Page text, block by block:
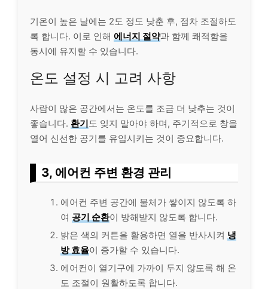
기온이 높은 날에는 2도 정도 낮춘 후, 점차 조절하도
록 합니다. 이로 인해 에너지 절약과 함께 쾌적함을
동시에 유지할 수 있습니다.
온도 설정 시 고려 사항
사람이 많은 공간에서는 온도를 조금 더 낮추는 것이
좋습니다. 환기도 잊지 말아야 하며, 주기적으로 창을
열어 신선한 공기를 유입시키는 것이 중요합니다.
3, 에어컨 주변 환경 관리
에어컨 주변 공간에 물체가 쌓이지 않도록 하
여 공기 순환이 방해받지 않도록 합니다.
밝은 색의 커튼을 활용하면 열을 반사시켜 냉
방 효율이 증가할 수 있습니다.
에어컨이 열기구에 가까이 두지 않도록 해 온
도 조절이 원활하도록 합니다.